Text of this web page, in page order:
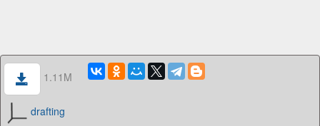
1.11M
drafting